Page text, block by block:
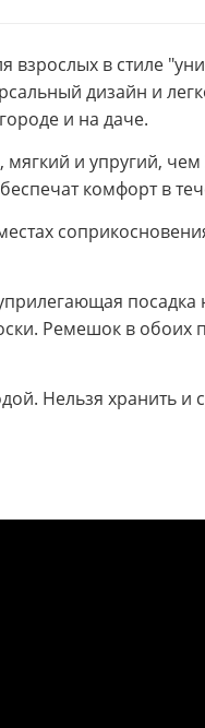
взрослых в стиле
дизайн и
и на даче.
мягкий и упругий,
комфорт в
Ремешок в обоих
Нельзя хранить